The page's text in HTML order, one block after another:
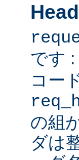
です
コー
の組
ダは